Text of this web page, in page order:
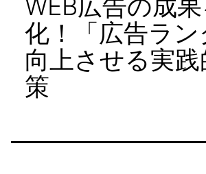
化！「広告ラン
向上させる実
策